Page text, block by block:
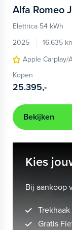
Alfa Romeo
Elettrica 54 kWh
2025
16.635
Apple Carplay/
Kopen
25.395,-
Bekijken
Kies
Bij aankoop
Gratis